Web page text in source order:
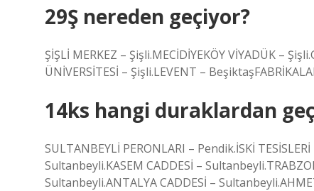
29Ş nereden geçiyor?
ŞİŞLİ MERKEZ – Şişli.MECİDİYEKÖY VİYADÜK –
ÜNİVERSİTESİ – Şişli.LEVENT –
14ks hangi duraklardan
SULTANBEYLİ PERONLARI – Pendik.İSKİ
Sultanbeyli.KASEM CADDESİ –
Sultanbeyli.ANTALYA CADDESİ –